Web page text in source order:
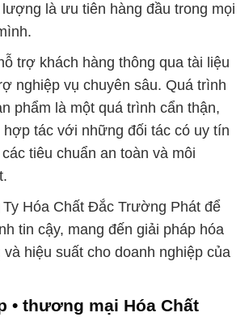
là ưu tiên hàng đầu trong mọi
trợ khách hàng thông qua tài liệu
nghiệp vụ chuyên sâu. Quá trình
phẩm là một quá trình cẩn thận,
hợp tác với những đối tác có uy tín
tiêu chuẩn an toàn và môi
Ty Hóa Chất Đắc Trường Phát để
tin cậy, mang đến giải pháp hóa
hiệu suất cho doanh nghiệp của
• thương mại Hóa Chất